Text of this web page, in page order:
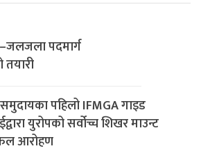
पदमार्ग
तयारी
पहिलो IFMGA गाइड
युरोपको सर्वोच्च शिखर माउन्ट
आरोहण